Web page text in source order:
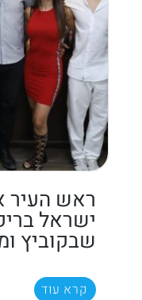
ראש העיר
ישראל
שבקוביץ
קרא עוד